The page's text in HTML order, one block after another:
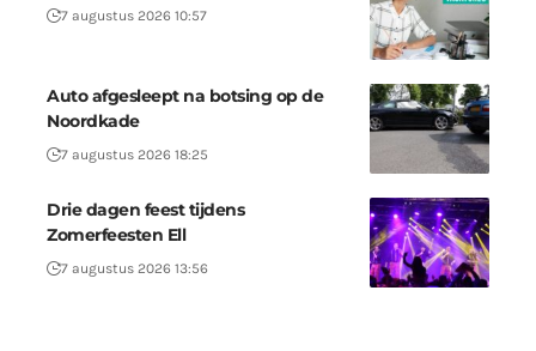
7 augustus 2026 10:57
Auto afgesleept na botsing op de
Noordkade
7 augustus 2026 18:25
Drie dagen feest tijdens
Zomerfeesten Ell
7 augustus 2026 13:56